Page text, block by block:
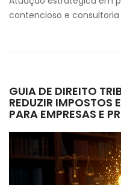
contencioso e consultoria
GUIA DE DIREITO
REDUZIR IMPOSTOS
PARA EMPRESAS E